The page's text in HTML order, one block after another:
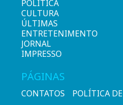
POLÍTICA
CULTURA
ÚLTIMAS
ENTRETENIMENTO
JORNAL
IMPRESSO
PÁGINAS
CONTATOS POLÍTICA